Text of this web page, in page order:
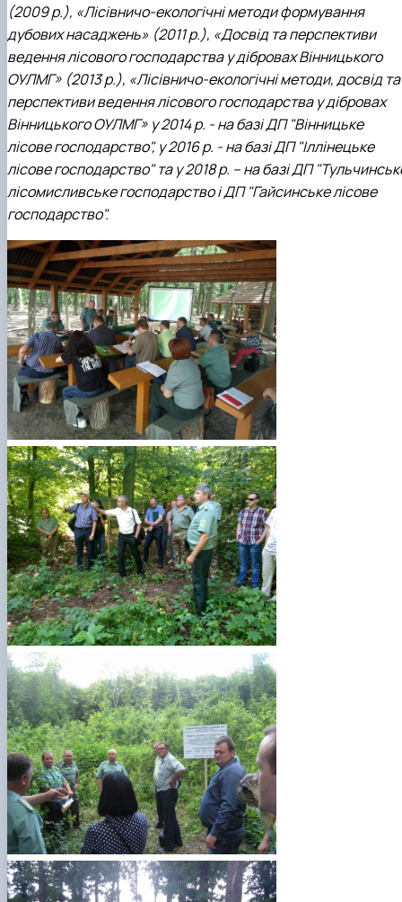
(2009 р.), «Лісівничо-екологічні методи формування
дубових насаджень» (2011 р.), «Досвід та перспективи
ведення лісового господарства у дібровах Вінницького
ОУЛМГ» (2013 р.), «Лісівничо-екологічні методи, досвід та
перспективи ведення лісового господарства у дібровах
Вінницького ОУЛМГ» у 2014 р. - на базі ДП "Вінницьке
лісове господарство", у 2016 р. - на базі ДП "Іллінецьке
лісове господарство" та у 2018 р. – на базі ДП
лісомисливське господарство і ДП "Гайсинське лісове
господарство".